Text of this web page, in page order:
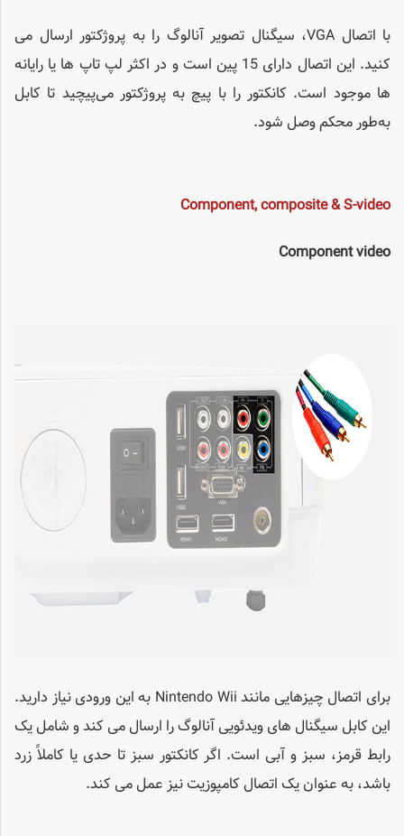
با اتصال VGA، سیگنال تصویر آنالوگ را به پروژکتور ارسال می
کنید. این اتصال دارای 15 پین است و در اکثر لپ تاپ ها یا رایانه
ها موجود است. کانکتور را با پیچ به پروژکتور می‌پیچید تا کابل
به‌طور محکم وصل شود.
Component, composite & S-video
Component video
برای اتصال چیزهایی مانند Nintendo Wii به این ورودی نیاز دارید.
این کابل سیگنال های ویدئویی آنالوگ را ارسال می کند و شامل یک
رابط قرمز، سبز و آبی است. اگر کانکتور سبز تا حدی یا کاملاً زرد
باشد، به عنوان یک اتصال کامپوزیت نیز عمل می کند.